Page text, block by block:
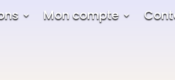
Mon compte